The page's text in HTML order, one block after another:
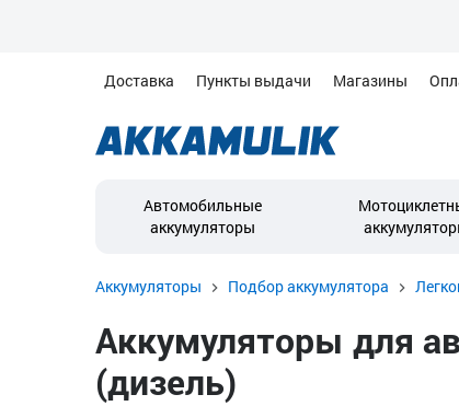
Доставка Пункты выдачи Магазины
Автомобильные
аккумуляторы
Аккумуляторы Подбор аккумулятора
Аккумуляторы для
(дизель)